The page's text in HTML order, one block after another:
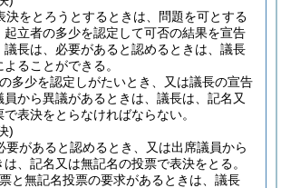
決をとろうとするときは、問題を可とする
起立者の多少を認定して可否の結果を宣告
議長は、必要があると認めるときは、議長
ることができる。
多少を認定しがたいとき、又は議長の宣告
員から異議があるときは、議長は、記名又
表決をとらなければならない。
)
要があると認めるとき、又は出席議員から
、記名又は無記名の投票で表決をとる。
と無記名投票の要求があるときは、議長